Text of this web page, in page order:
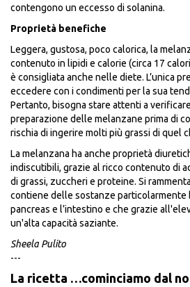
contengono un eccesso di solanina.
Proprietà benefiche
Leggera, gustosa, poco calorica, la
contenuto in lipidi e calorie (circa 17
è consigliata anche nelle diete. L’unica
eccedere con i condimenti per la sua
Pertanto, bisogna stare attenti a
preparazione delle melanzane prima di
rischia di ingerire molti più grassi di quel
La melanzana ha anche proprietà
indiscutibili, grazie al ricco contenuto di
di grassi, zuccheri e proteine. Si
contiene delle sostanze particolarmente
pancreas e l’intestino e che grazie
un'alta capacità saziante.
Sheela Pulito
---
La ricetta …cominciamo dal